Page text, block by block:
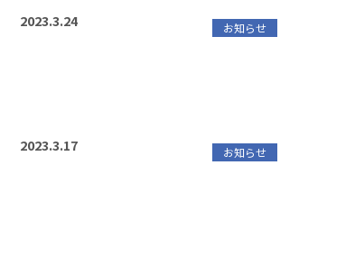
2023.3.24 お知らせ
2023.3.17 お知らせ